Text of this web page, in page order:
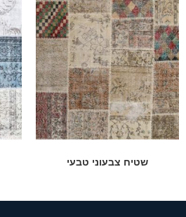
שטיח צבעוני טבעי